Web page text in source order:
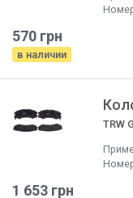
570 грн
в наличии
TRW
1 653 грн